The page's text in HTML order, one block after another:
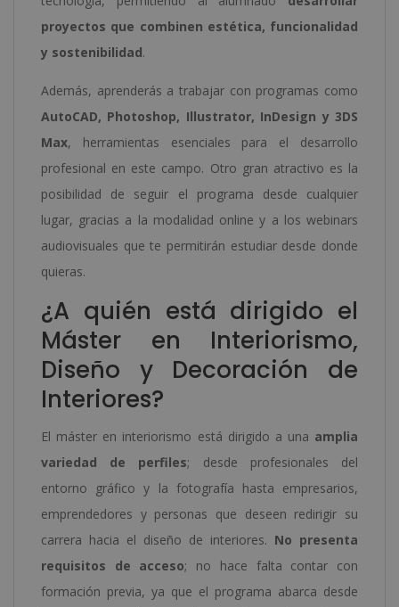
proyectos que combinen estética, funcionalidad
y sostenibilidad.
Además, aprenderás a trabajar con programas como
AutoCAD, Photoshop, Illustrator, InDesign y 3DS
Max, herramientas esenciales para el desarrollo
profesional en este campo. Otro gran atractivo es la
posibilidad de seguir el programa desde cualquier
lugar, gracias a la modalidad online y a los webinars
audiovisuales que te permitirán estudiar desde donde
quieras.
¿A quién está dirigido el
Máster en Interiorismo,
Diseño y Decoración de
Interiores?
El máster en interiorismo está dirigido a una amplia
variedad de perfiles; desde profesionales del
entorno gráfico y la fotografía hasta empresarios,
emprendedores y personas que deseen redirigir su
carrera hacia el diseño de interiores. No presenta
requisitos de acceso; no hace falta contar con
formación previa, ya que el programa abarca desde